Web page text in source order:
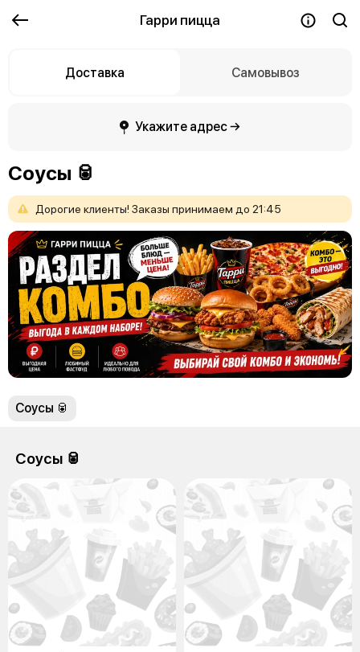
Гарри пицца
Доставка Самовывоз
Укажите адрес →
Соусы 🥫
Дорогие клиенты! Заказы принимаем до 21:45
Соусы 🥫
Соусы 🥫